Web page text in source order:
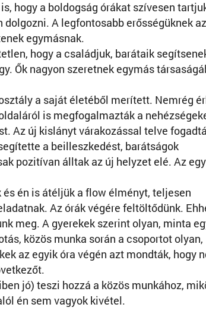
hogy a boldogság órákat szívesen
A legfontosabb erősségüknek
egymásnak.
hogy a családjuk, barátaik
Ők nagyon szeretnek egymás
a saját életéből merített. Nemrég
is megfogalmazták a
Az új kislányt várakozással telve
a beilleszkedést, barátságok
pozitívan álltak az új helyzet elé. Az
én is átéljük a flow élményt, teljesen
Az órák végére feltöltődünk.
meg. A gyerekek szerint olyan, minta
közös munka során a csoportot olyan,
az egyik óra végén azt mondták, hogy
jó) teszi hozzá a közös munkához,
én sem vagyok kivétel.